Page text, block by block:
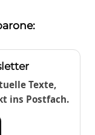
Texte,
ins Postfach.